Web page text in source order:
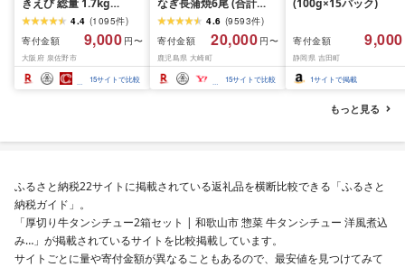
きえび 総量 1.7kg
(850g×2P) 特大 5Lサイ
ズ バナメイエビ バラ凍
結 下処理不要 サイズ不
揃い 訳あり
4.4 (1095件)
寄付金額
9,000 円〜
大阪府 泉佐野市
15サイトで比較
なぎ長蒲焼6尾 (合計
600g以上)4.6 (9593件)
寄付金額
20,000 円〜
鹿児島県 大崎町
15サイトで比較
(100g×15パック)
寄付金額 9,000
静岡県 吉田町
1サイトで掲載
もっと見る
ふるさと納税22サイトに掲載されている返礼品を横断比較できる「ふるさと
納税ガイド」。
「厚切り牛タンシチュー2箱セット | 和歌山市 惣菜 牛タンシチュー 洋風煮込
み…」が掲載されているサイトを比較掲載しています。
サイトごとに量や寄付金額が異なることもあるので、最安値を見つけてみて